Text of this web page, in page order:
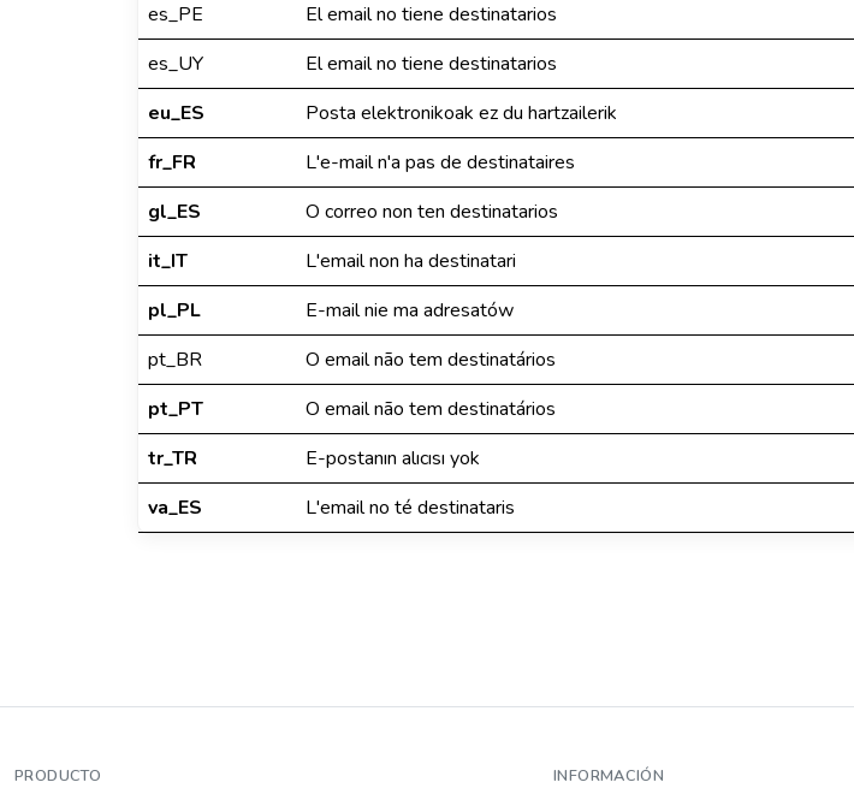
es_PE
El email no tiene destinatarios
es_UY
El email no tiene destinatarios
eu_ES
Posta elektronikoak ez du hartzailerik
fr_FR
L'e-mail n'a pas de destinataires
gl_ES
O correo non ten destinatarios
it_IT
L'email non ha destinatari
pl_PL
E-mail nie ma adresatów
pt_BR
O email não tem destinatários
pt_PT
O email não tem destinatários
tr_TR
E-postanın alıcısı yok
va_ES
L'email no té destinataris
PRODUCTO INFORMACIÓN